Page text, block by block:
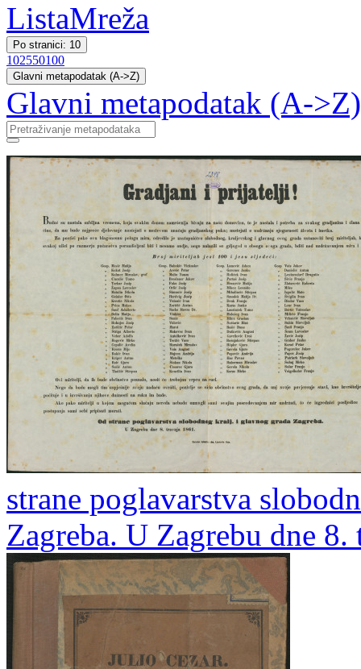
ListaMreža
Po stranici: 10
102550100
Glavni metapodatak (A->Z)
Glavni metapodatak (A->Z)
strane poglavarstva
Zagreba. U Zagrebu dne